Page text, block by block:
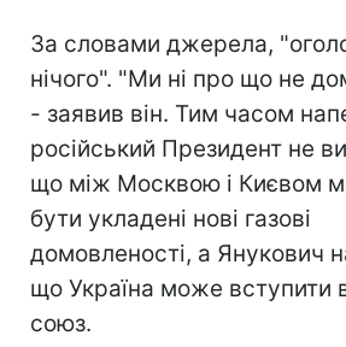
За словами джерела,
нічого". "Ми ні про що не
- заявив він. Тим часом
російський Президент не
що між Москвою і Києвом
бути укладені нові газові
домовленості, а Янукович
що Україна може вступити
союз.